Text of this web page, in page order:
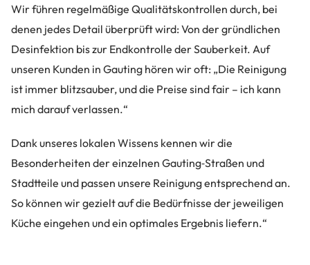
Wir führen regelmäßige Qualitätskontrollen durch, bei
denen jedes Detail überprüft wird: Von der gründlichen
Desinfektion bis zur Endkontrolle der Sauberkeit. Auf
unseren Kunden in Gauting hören wir oft: „Die Reinigung
ist immer blitzsauber, und die Preise sind fair – ich kann
mich darauf verlassen.“
Dank unseres lokalen Wissens kennen wir die
Besonderheiten der einzelnen Gauting‑Straßen und
Stadtteile und passen unsere Reinigung entsprechend an.
So können wir gezielt auf die Bedürfnisse der jeweiligen
Küche eingehen und ein optimales Ergebnis liefern.“